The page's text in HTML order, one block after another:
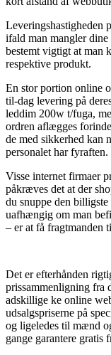
Leveringshastigheden
ifald man mangler
bestemt vigtigt at man
respektive produkt.
En stor portion online
til-dag levering på
leddim 200w t/fuga,
ordren aflægges
de med sikkerhed kan
personalet har fyraften.
Visse internet firmaer
påkræves det at der
du snuppe den
uafhængig om man
– er at få fragtmanden
Det er efterhånden
prissammenligning fra
adskillige ke online
udsalgspriserne på
og ligeledes til mænd
gange garantere gratis